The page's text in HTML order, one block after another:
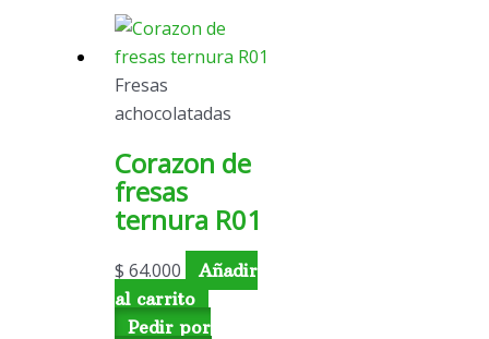
Fresas
achocolatadas
Corazon de
fresas
ternura R01
$ 64.000
Añadir
al carrito
Pedir por